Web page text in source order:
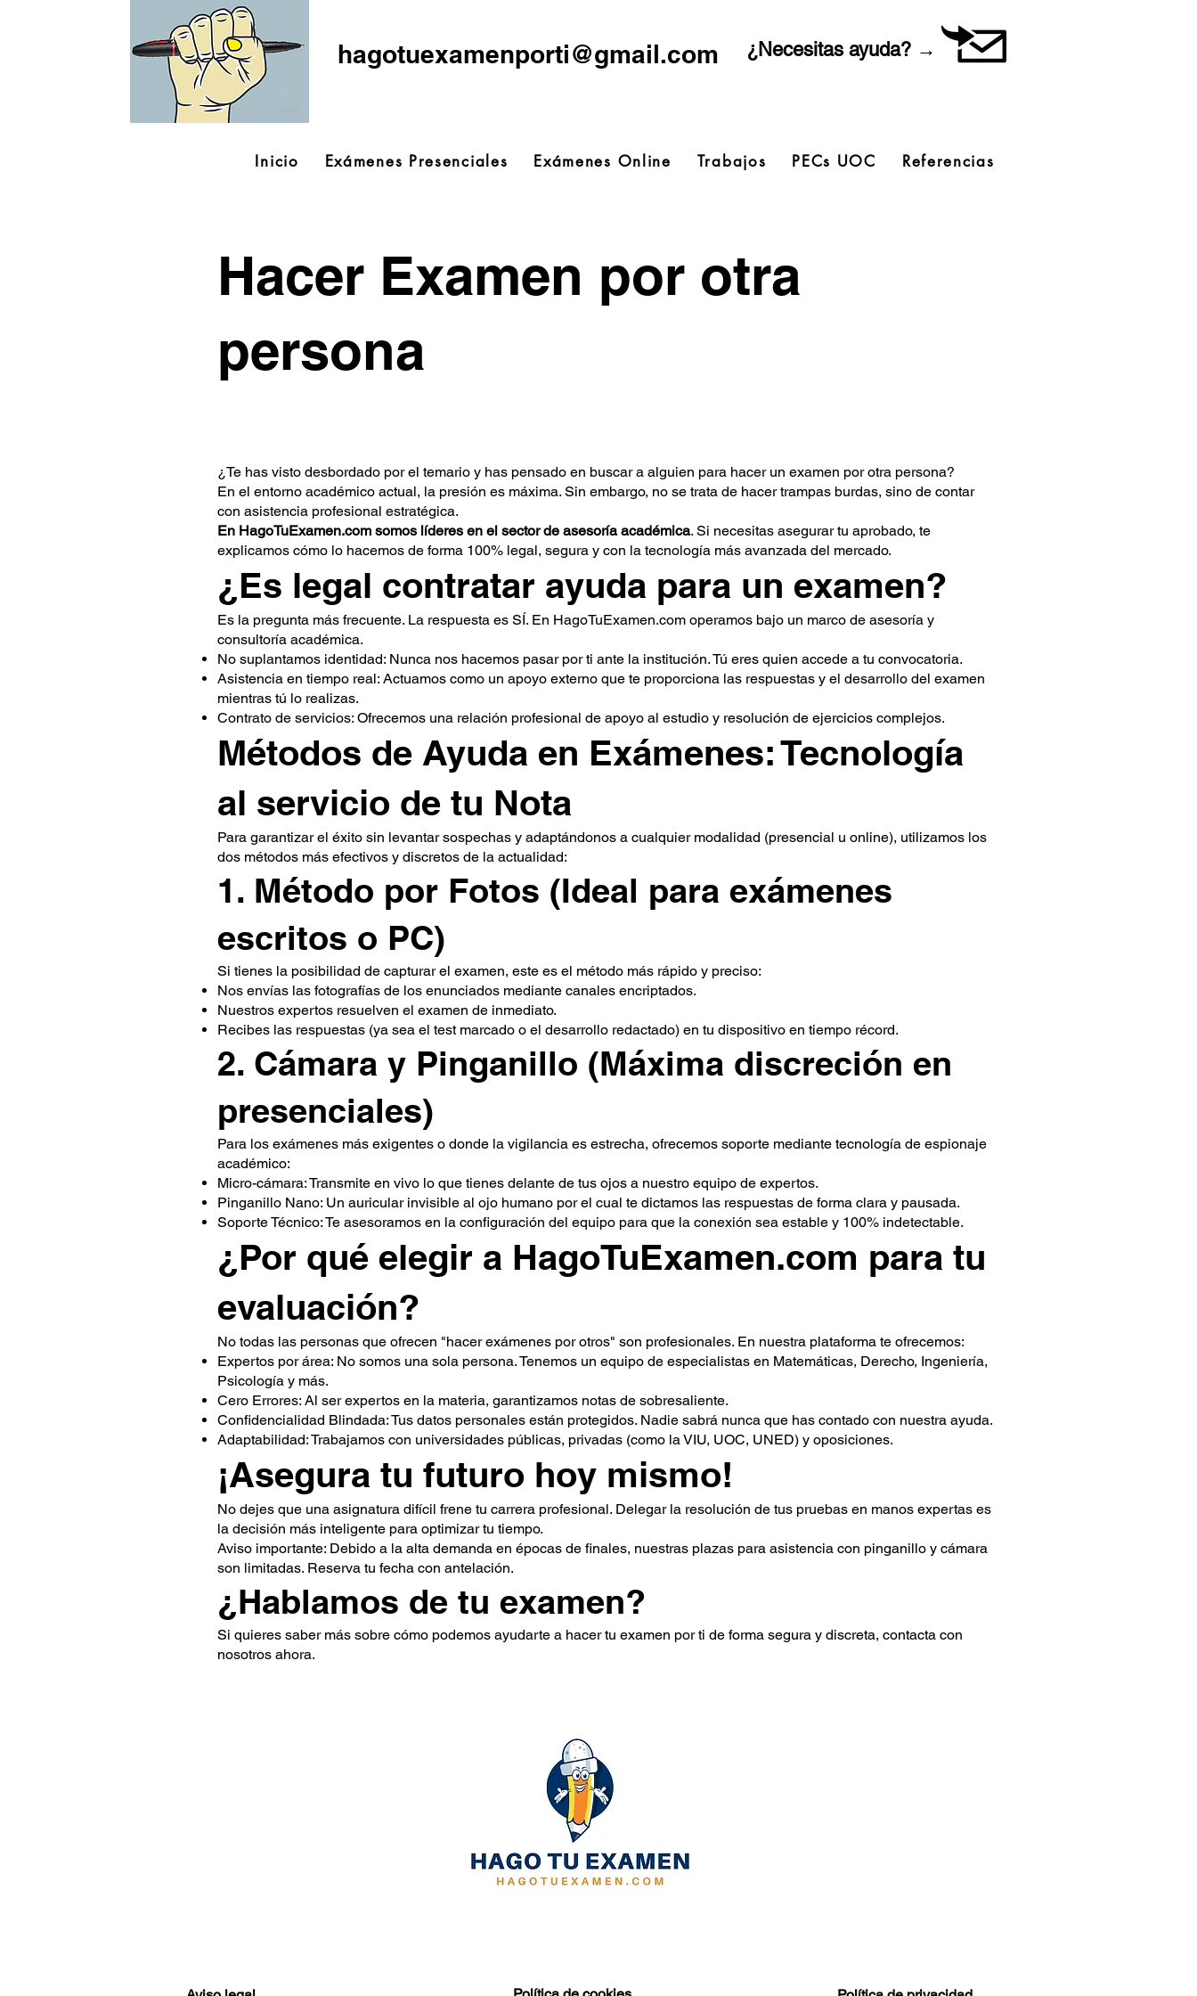
hagotuexamenporti@gmail.com ¿Necesitas ayuda? →
Inicio Exámenes Presenciales Exámenes Online Trabajos PECs UOC Referencias
Hacer Examen por otra
persona
¿Te has visto desbordado por el temario y has pensado en buscar a alguien para hacer un examen por otra persona?
En el entorno académico actual, la presión es máxima. Sin embargo, no se trata de hacer trampas burdas, sino de contar
con asistencia profesional estratégica.
En HagoTuExamen.com somos líderes en el sector de asesoría académica. Si necesitas asegurar tu aprobado, te
explicamos cómo lo hacemos de forma 100% legal, segura y con la tecnología más avanzada del mercado.
¿Es legal contratar ayuda para un examen?
Es la pregunta más frecuente. La respuesta es SÍ. En HagoTuExamen.com operamos bajo un marco de asesoría y
consultoría académica.
No suplantamos identidad: Nunca nos hacemos pasar por ti ante la institución. Tú eres quien accede a tu convocatoria.
Asistencia en tiempo real: Actuamos como un apoyo externo que te proporciona las respuestas y el desarrollo del examen
mientras tú lo realizas.
Contrato de servicios: Ofrecemos una relación profesional de apoyo al estudio y resolución de ejercicios complejos.
Métodos de Ayuda en Exámenes: Tecnología
al servicio de tu Nota
Para garantizar el éxito sin levantar sospechas y adaptándonos a cualquier modalidad (presencial u online), utilizamos los
dos métodos más efectivos y discretos de la actualidad:
1. Método por Fotos (Ideal para exámenes
escritos o PC)
Si tienes la posibilidad de capturar el examen, este es el método más rápido y preciso:
Nos envías las fotografías de los enunciados mediante canales encriptados.
Nuestros expertos resuelven el examen de inmediato.
Recibes las respuestas (ya sea el test marcado o el desarrollo redactado) en tu dispositivo en tiempo récord.
2. Cámara y Pinganillo (Máxima discreción en
presenciales)
Para los exámenes más exigentes o donde la vigilancia es estrecha, ofrecemos soporte mediante tecnología de espionaje
académico:
Micro-cámara: Transmite en vivo lo que tienes delante de tus ojos a nuestro equipo de expertos.
Pinganillo Nano: Un auricular invisible al ojo humano por el cual te dictamos las respuestas de forma clara y pausada.
Soporte Técnico: Te asesoramos en la configuración del equipo para que la conexión sea estable y 100% indetectable.
¿Por qué elegir a HagoTuExamen.com para tu
evaluación?
No todas las personas que ofrecen "hacer exámenes por otros" son profesionales. En nuestra plataforma te ofrecemos:
Expertos por área: No somos una sola persona. Tenemos un equipo de especialistas en Matemáticas, Derecho, Ingeniería,
Psicología y más.
Cero Errores: Al ser expertos en la materia, garantizamos notas de sobresaliente.
Confidencialidad Blindada: Tus datos personales están protegidos. Nadie sabrá nunca que has contado con nuestra ayuda.
Adaptabilidad: Trabajamos con universidades públicas, privadas (como la VIU, UOC, UNED) y oposiciones.
¡Asegura tu futuro hoy mismo!
No dejes que una asignatura difícil frene tu carrera profesional. Delegar la resolución de tus pruebas en manos expertas es
la decisión más inteligente para optimizar tu tiempo.
Aviso importante: Debido a la alta demanda en épocas de finales, nuestras plazas para asistencia con pinganillo y cámara
son limitadas. Reserva tu fecha con antelación.
¿Hablamos de tu examen?
Si quieres saber más sobre cómo podemos ayudarte a hacer tu examen por ti de forma segura y discreta, contacta con
nosotros ahora.